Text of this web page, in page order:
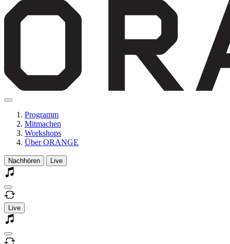
Programm
Mitmachen
Workshops
Über ORANGE
Nachhören Live
Live